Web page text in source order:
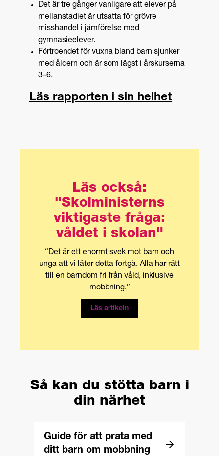
Det är tre gånger vanligare att elever på
mellanstadiet är utsatta för grövre
misshandel i jämförelse med
gymnasieelever.
Förtroendet för vuxna bland barn sjunker
med åldern och är som lägst i årskurserna
3–6.
Läs rapporten i sin helhet
Läs också:
"Skolministerns
viktigaste fråga:
våldet i skolan"
“Det är ett enormt svek mot barn och
unga att vi låter detta fortgå. Alla har rätt
till en barndom fri från våld, inklusive
mobbning.”
Läs artikeln
Så kan du stötta barn i
din närhet
Guide för att prata med
ditt barn om mobbning